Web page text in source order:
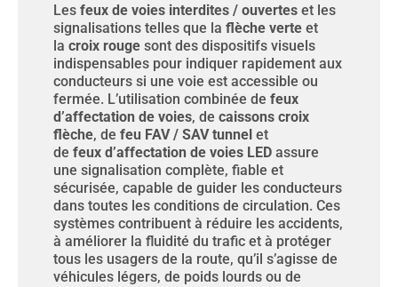
Les feux de voies interdites / ouvertes et les
signalisations telles que la flèche verte et
la croix rouge sont des dispositifs visuels
indispensables pour indiquer rapidement aux
conducteurs si une voie est accessible ou
fermée. L’utilisation combinée de feux
d’affectation de voies, de caissons croix
flèche, de feu FAV / SAV tunnel et
de feux d’affectation de voies LED assure
une signalisation complète, fiable et
sécurisée, capable de guider les conducteurs
dans toutes les conditions de circulation. Ces
systèmes contribuent à réduire les accidents,
à améliorer la fluidité du trafic et à protéger
tous les usagers de la route, qu’il s’agisse de
véhicules légers, de poids lourds ou de